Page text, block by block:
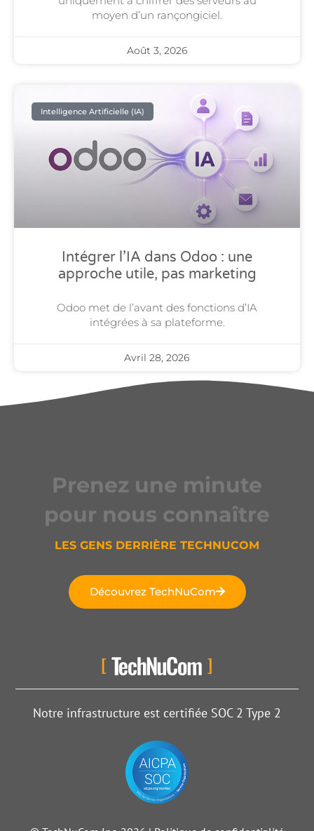
moyen d’un rançongiciel.
Août 3, 2026
Intelligence Artificielle (IA)
Intégrer l’IA dans Odoo : une
approche utile, pas marketing
Odoo met de l’avant des fonctions d’IA
intégrées à sa plateforme.
Avril 28, 2026
Prenez une minute
pour nous connaître
LES GENS DERRIÈRE TECHNUCOM
Découvrez TechNuCom
Notre infrastructure est certifiée SOC 2 Type 2